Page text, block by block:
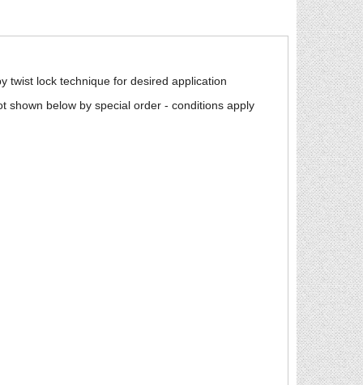
twist lock technique for desired application
shown below by special order - conditions apply